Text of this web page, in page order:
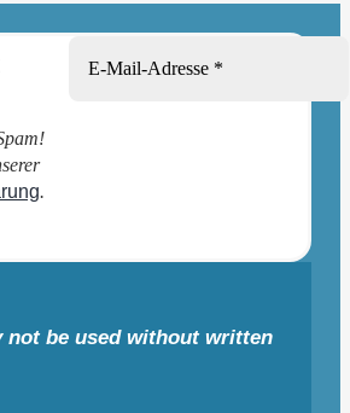
.
not be used without written